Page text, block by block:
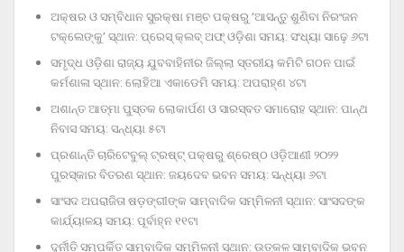
ଅକ୍ଷର ଓ ସମ୍ବିଧାନ ସୁରକ୍ଷା ମଞ୍ଚ ପକ୍ଷରୁ ‘ଆସନ୍ତୁ ଶୁଣିବା ନିରଂଜନ
ଟକ୍‌ଲେଙ୍କୁ’ ସ୍ଥାନ: ପ୍ରେସ୍‌ କ୍ଲବ୍‌ ଅଫ୍‌ ଓଡ଼ିଶା ସମୟ: ସଂଧ୍ୟା ସାଢ଼େ ୬ଟା
ସମୃଦ୍ଧ ଓଡ଼ିଶା ରାଜ୍ୟ ଯୁବବାହିନୀର ଜିଲ୍ଲା ସ୍ତରୀୟ କମିଟି ଗଠନ ପାଇଁ
କର୍ମଶାଳା ସ୍ଥାନ: ଲୋହିଆ ଏକାଡେମି ସମୟ: ଅପରାହ୍‌ଣ ୪ଟା
ଅଶାନ୍ତ ଆତ୍ମା ପୁସ୍ତକ ଲୋକାର୍ପଣ ଓ ସାରସ୍ବତ ସମାରୋହ ସ୍ଥାନ: ପାନ୍ଥ
ନିବାସ ସମୟ: ସନ୍ଧ୍ୟା ୫ଟା
ପ୍ରଶାନ୍ତି ଚାରିଟେବୁଲ୍‌ ଟ୍ରଷ୍ଟ୍‌ ପକ୍ଷରୁ ଶ୍ରେଷ୍ଠ ଓଡ଼ିଆଣୀ ୨୦୨୨
ପୁରସ୍କାର ବିତରଣ ସ୍ଥାନ: ଜୟଦେବ ଭବନ ସମୟ: ସନ୍ଧ୍ୟା ୬ଟା
ସାଂସଦ ଅପରାଜିତା ଷଡ଼ଙ୍ଗୀଙ୍କ ସାମ୍ବାଦିକ ସମ୍ମିଳନୀ ସ୍ଥାନ: ସାଂସଦଙ୍କ
କାର୍ଯ୍ୟାଳୟ ସମୟ: ପୂର୍ବାହ୍ନ ୧୧ଟା
ଦୁର୍ନୀତି ସମ୍ପର୍କିତ ସାମ୍ବାଦିକ ସମ୍ମିଳନୀ ସ୍ଥାନ: ଉତ୍କଳ ସାମ୍ବାଦିକ ଭବନ